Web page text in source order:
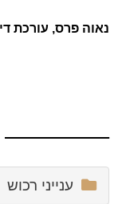
נאוה פרס, עורכת
ענייני רכוש